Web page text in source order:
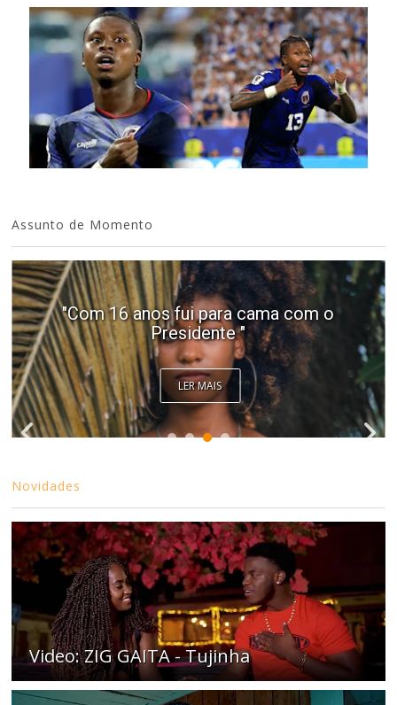
Assunto de Momento
Video: Caboverdiana konta motivo ki
fazel larga Portugal pa volta pa Cabo
Verde
LER MAIS
Novidades
Video: ZIG GAITA - Tujinha